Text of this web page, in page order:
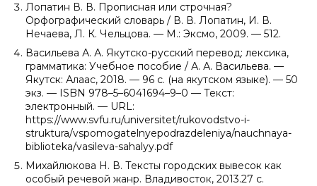
Лопатин В. В. Прописная или строчная?
Орфографический словарь / В. В. Лопатин, И. В.
Нечаева, Л. К. Чельцова. — М.: Эксмо, 2009. — 512.
Васильева А. А. Якутско-русский перевод: лексика,
грамматика: Учебное пособие / А. А. Васильева. —
Якутск: Алаас, 2018. — 96 с. (на якутском языке). — 50
экз. — ISBN 978–5–6041694–9–0 — Текст:
электронный. — URL:
https://www.svfu.ru/universitet/rukovodstvo-i-
struktura/vspomogatelnyepodrazdeleniya/nauchnaya-
biblioteka/vasileva-sahalyy.pdf
Михайлюкова Н. В. Тексты городских вывесок как
особый речевой жанр. Владивосток, 2013.27 с.